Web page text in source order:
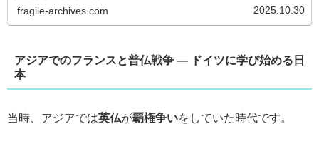
fragile-archives.com 2025.10.30
アジアでのフランスと普仏戦争 ― ドイツに学び始める日
本
当時、アジアでは英仏が覇権争いをしていた時代です。